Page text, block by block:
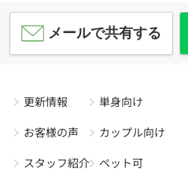
メールで共有する
更新情報
お客様の声
スタッフ紹介
単身向け
カップル向け
ペット可